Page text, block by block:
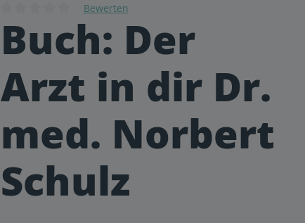
Durchschnittliche Bewertung von 0 von 5 Sternen
Bewerten
Buch: Der
Arzt in dir Dr.
med. Norbert
Schulz